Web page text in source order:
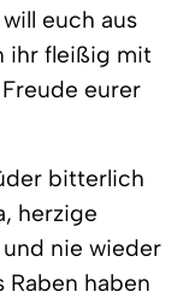
euch aus
ihr fleißig mit
eurer
bitterlich
herzige
nie wieder
haben